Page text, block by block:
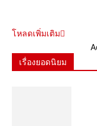
โหลดเพิ่มเติม
เรื่องยอดนิยม